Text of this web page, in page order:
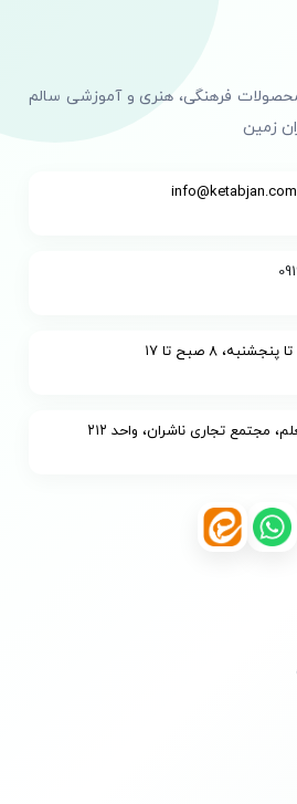
فرهنگی، هنری و آموزشی سالم
زمین
۸ صبح تا ۱۷
مجتمع تجاری ناشران، واحد ۲۱۲